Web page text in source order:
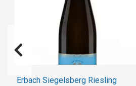
Erbach Siegelsberg Riesling